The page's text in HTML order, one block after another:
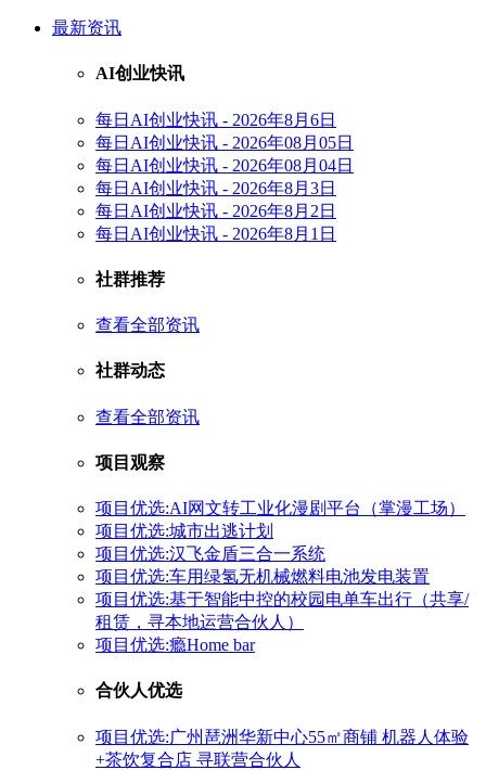
最新资讯
AI创业快讯
每日AI创业快讯 - 2026年8月6日
每日AI创业快讯 - 2026年08月05日
每日AI创业快讯 - 2026年08月04日
每日AI创业快讯 - 2026年8月3日
每日AI创业快讯 - 2026年8月2日
每日AI创业快讯 - 2026年8月1日
社群推荐
查看全部资讯
社群动态
查看全部资讯
项目观察
项目优选:AI网文转工业化漫剧平台（掌漫工场）
项目优选:城市出逃计划
项目优选:汉飞金盾三合一系统
项目优选:车用绿氢无机械燃料电池发电装置
项目优选:基于智能中控的校园电单车出行（共享/
租赁，寻本地运营合伙人）
项目优选:瘾Home bar
合伙人优选
项目优选:广州琶洲华新中心55㎡商铺 机器人体验
+茶饮复合店 寻联营合伙人